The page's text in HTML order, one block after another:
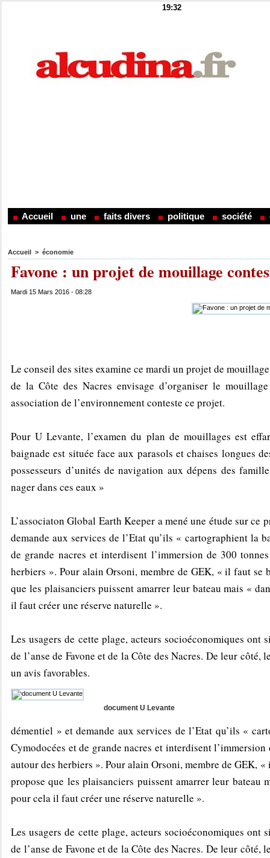
19:32
Accueil une faits divers politique société
Accueil > économie
Favone : un projet de mouillage
Mardi 15 Mars 2016 - 08:28
Le conseil des sites examine ce mardi un projet de
de la Côte des Nacres envisage d’organiser le
association de l’environnement conteste ce projet.
Pour U Levante, l’examen du plan de mouillages est
baignade est située face aux parasols et chaises longues
possesseurs d’unités de navigation aux dépens des
nager dans ces eaux »
L’associaton Global Earth Keeper a mené une étude sur
demande aux services de l’Etat qu’ils « cartographient la
de grande nacres et interdisent l’immersion de 300
herbiers ». Pour alain Orsoni, membre de GEK, « il faut
que les plaisanciers puissent amarrer leur bateau mais «
il faut créer une réserve naturelle ».
Les usagers de cette plage, acteurs socioéconomiques
de l’anse de Favone et de la Côte des Nacres. De leur
un avis favorables.
document U Levante
démentiel » et demande aux services de l’Etat qu’ils «
Cymodocées et de grande nacres et interdisent
autour des herbiers ». Pour alain Orsoni, membre de GEK,
propose que les plaisanciers puissent amarrer leur bateau
pour cela il faut créer une réserve naturelle ».
Les usagers de cette plage, acteurs socioéconomiques
de l’anse de Favone et de la Côte des Nacres. De leur